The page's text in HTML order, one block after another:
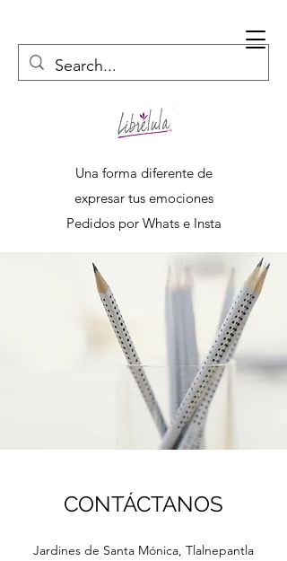
Una forma diferente de
expresar tus emociones
Pedidos por Whats e Insta
CONTÁCTANOS
Jardines de Santa Mónica, Tlalnepantla